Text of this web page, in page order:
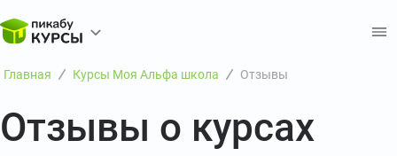
Главная Курсы Моя Альфа школа Отзывы
Отзывы о курсах